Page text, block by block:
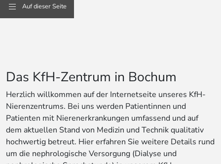
Auf dieser Seite
Das KfH-Zentrum in Bochum
Herzlich willkommen auf der Internetseite unseres KfH-
Nierenzentrums. Bei uns werden Patientinnen und
Patienten mit Nierenerkrankungen umfassend und auf
dem aktuellen Stand von Medizin und Technik qualitativ
hochwertig betreut. Hier erfahren Sie weitere Details rund
um die nephrologische Versorgung (Dialyse und